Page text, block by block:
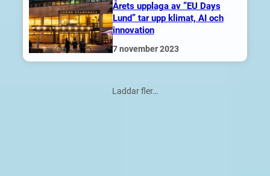
Årets upplaga av ”EU Days
Lund” tar upp klimat, AI och
innovation
7 november 2023
Laddar fler…